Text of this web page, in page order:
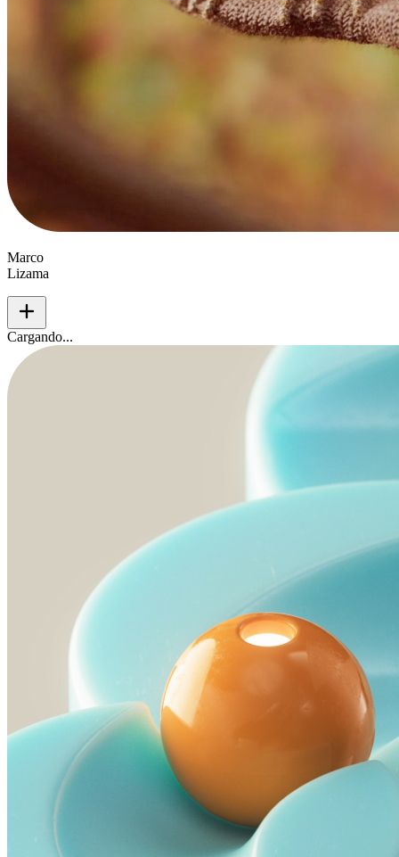
Marco
Lizama
add
Cargando...